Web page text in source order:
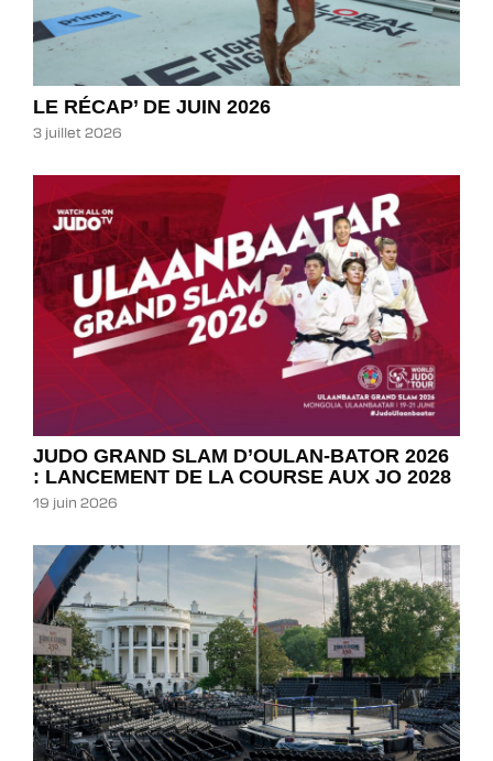
LE RÉCAP’ DE JUIN 2026
3 juillet 2026
JUDO GRAND SLAM D’OULAN-BATOR 2026
: LANCEMENT DE LA COURSE AUX JO 2028
19 juin 2026